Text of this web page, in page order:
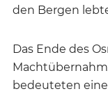
den Bergen
Das Ende des
bedeuteten